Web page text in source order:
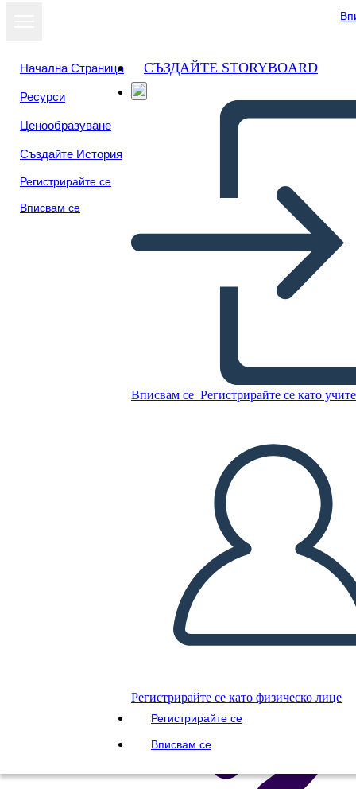
Начална Страница
Ресурси
Ценообразуване
Създайте История
Регистрирайте се
Вписвам се
СЪЗДАЙТЕ STORYBOARD
Вписвам се Регистрирайте се като
Регистрирайте се като физическо лице
Регистрирайте се
Вписвам се
Копирайте този Storyboard
ПУСКАНЕ НА СЛАЙДШОУ
ЧЕТИ МИ